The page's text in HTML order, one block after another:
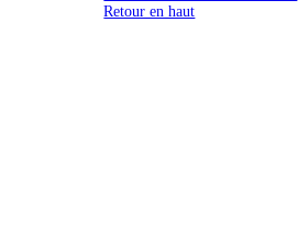
Retour en haut